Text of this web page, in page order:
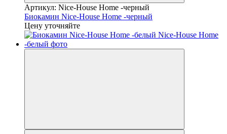
Артикул: Nice-House Home -черный
Биокамин Nice-House Home -черный
Цену уточняйте